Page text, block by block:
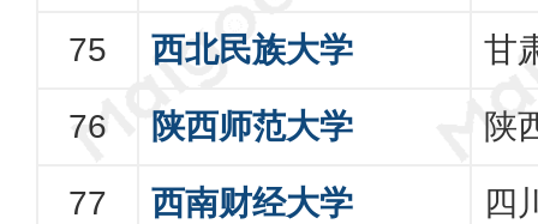
西北民族大学 甘
陕西师范大学 陕
西南财经大学 四